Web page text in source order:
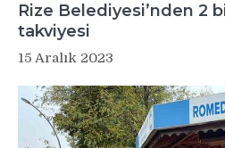
Rize Belediyesi’nden 2
takviyesi
15 Aralık 2023